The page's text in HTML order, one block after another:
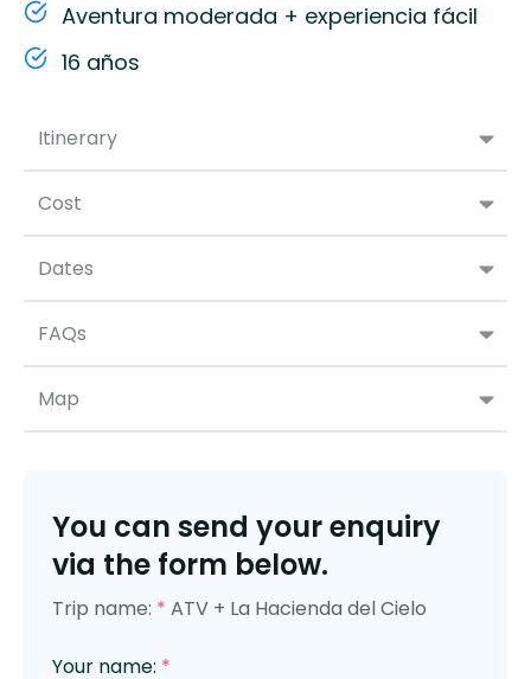
Itinerary
Cost
Dates
FAQs
Map
Aventura moderada + experiencia fácil
16 años
You can send your enquiry
via the form below.
Trip name: * ATV + La Hacienda del Cielo
Your name: *